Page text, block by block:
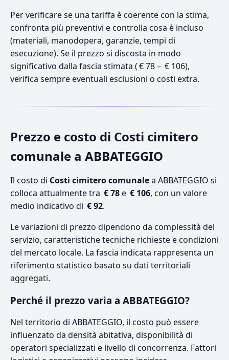
Per verificare se una tariffa è coerente con la stima,
confronta più preventivi e controlla cosa è incluso
(materiali, manodopera, garanzie, tempi di
esecuzione). Se il prezzo si discosta in modo
significativo dalla fascia stimata ( € 78 – € 106),
verifica sempre eventuali esclusioni o costi extra.
Prezzo e costo di Costi cimitero
comunale a ABBATEGGIO
Il costo di Costi cimitero comunalea ABBATEGGIO si
colloca attualmente tra € 78e € 106, con un valore
medio indicativo di € 92.
Le variazioni di prezzo dipendono da complessità del
servizio, caratteristiche tecniche richieste e condizioni
del mercato locale. La fascia indicata rappresenta un
riferimento statistico basato su dati territoriali
aggregati.
Perché il prezzo varia a ABBATEGGIO?
Nel territorio di ABBATEGGIO, il costo può essere
influenzato da densità abitativa, disponibilità di
operatori specializzati e livello di concorrenza. Fattori